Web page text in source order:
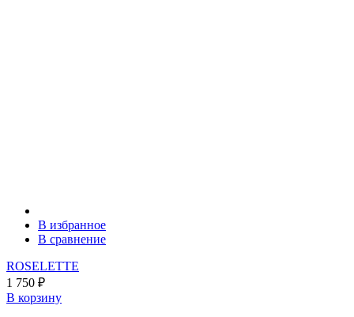
В избранное
В сравнение
ROSELETTE
1 750 ₽
В корзину